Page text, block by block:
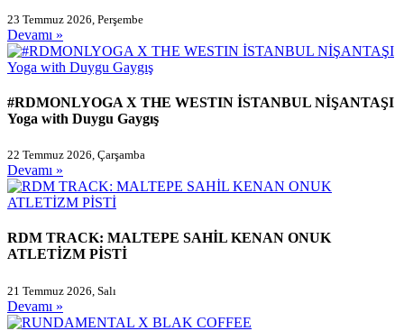
23 Temmuz 2026, Perşembe
Devamı »
#RDMONLYOGA X THE WESTIN İSTANBUL NİŞANTAŞI
Yoga with Duygu Gaygış
22 Temmuz 2026, Çarşamba
Devamı »
RDM TRACK: MALTEPE SAHİL KENAN ONUK
ATLETİZM PİSTİ
21 Temmuz 2026, Salı
Devamı »